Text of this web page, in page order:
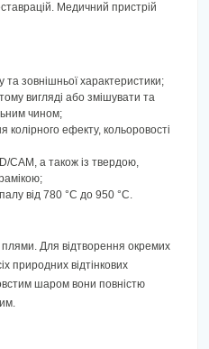
Медичний пристрій
та зовнішньої характеристики;
вигляді або змішувати та
чином;
ефекту, кольоровості
CAM, а також із твердою,
від 780 °C до 950 °C.
Для відтворення окремих
природних відтінкових
шаром вони повністю